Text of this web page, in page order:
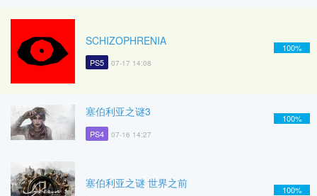
SCHIZOPHRENIA
PS5 07-17 14:08
100%
塞伯利亚之谜3
PS4 07-16 14:27
100%
塞伯利亚之谜 世界之前 100%